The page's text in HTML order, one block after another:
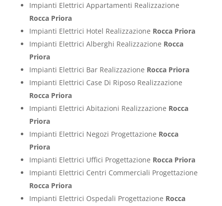
Impianti Elettrici Appartamenti Realizzazione
Rocca Priora
Impianti Elettrici Hotel Realizzazione Rocca Priora
Impianti Elettrici Alberghi Realizzazione Rocca
Priora
Impianti Elettrici Bar Realizzazione Rocca Priora
Impianti Elettrici Case Di Riposo Realizzazione
Rocca Priora
Impianti Elettrici Abitazioni Realizzazione Rocca
Priora
Impianti Elettrici Negozi Progettazione Rocca
Priora
Impianti Elettrici Uffici Progettazione Rocca Priora
Impianti Elettrici Centri Commerciali Progettazione
Rocca Priora
Impianti Elettrici Ospedali Progettazione Rocca